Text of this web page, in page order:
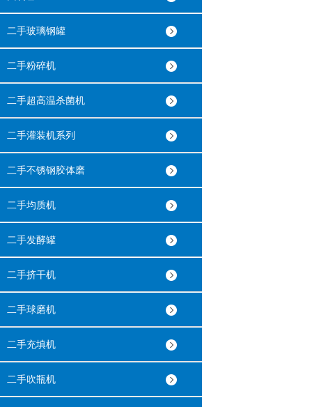
二手玻璃钢罐
二手粉碎机
二手超高温杀菌机
二手灌装机系列
二手不锈钢胶体磨
二手均质机
二手发酵罐
二手挤干机
二手球磨机
二手充填机
二手吹瓶机